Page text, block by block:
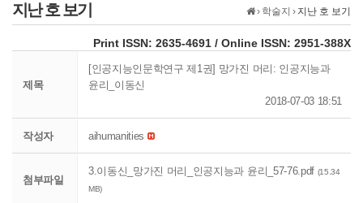
› 학술지 › 지난 호 보기
지난 호 보기
Print ISSN: 2635-4691 / Online ISSN: 2951-388X
제목
[인공지능인문학연구 제1권] 망가진 머리: 인공지능과
윤리_이동신
2018-07-03 18:51
작성자 aihumanities
첨부파일
3.이동신_망가진 머리_인공지능과 윤리_57-76.pdf (15.34
MB)